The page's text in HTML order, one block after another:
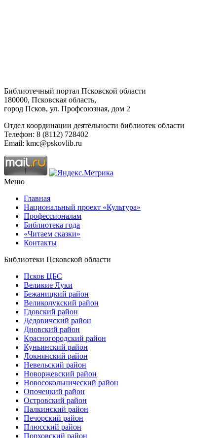
Библиотечный портал Псковской области
180000, Псковская область,
город Псков, ул. Профсоюзная, дом 2
Отдел координации деятельности библиотек области
Телефон: 8 (8112) 728402
Email: kmc@pskovlib.ru
Меню
Главная
Национальный проект «Культура»
Профессионалам
Библиотека года
«Читаем сказки»
Контакты
Библиотеки Псковской области
Псков ЦБС
Великие Луки
Бежаницкий район
Великолукский район
Гдовский район
Дедовичский район
Дновский район
Красногородский район
Куньинский район
Локнянский район
Невельский район
Новоржевский район
Новосокольнический район
Опочецкий район
Островский район
Палкинский район
Печорский район
Плюсский район
Порховский район